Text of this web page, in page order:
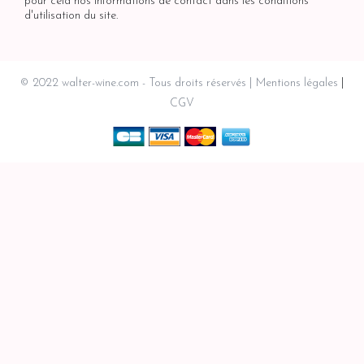
d'utilisation du site.
© 2022 walter-wine.com - Tous droits réservés
Mentions légales
CGV